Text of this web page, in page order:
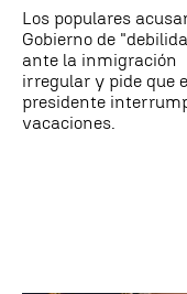
Los populares
Gobierno de
ante la inmigración
irregular y pide que
presidente
vacaciones.